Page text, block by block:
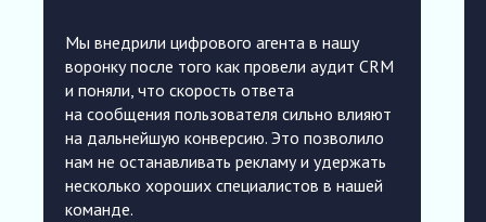
Мы внедрили цифрового агента в нашу
воронку после того как провели аудит CRM
и поняли, что скорость ответа
на сообщения пользователя сильно влияют
на дальнейшую конверсию. Это позволило
нам не останавливать рекламу и удержать
несколько хороших специалистов в нашей
команде.